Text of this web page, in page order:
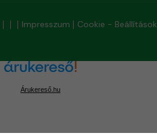
Impresszum Cookie - Beállítások
Árukereső.hu